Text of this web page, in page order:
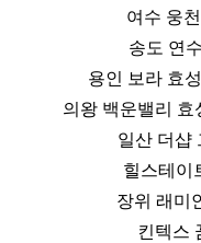
여수 웅
송도 연
용인 보라 효
의왕 백운밸리
일산 더샵
힐스테이
장위 래미
킨텍스